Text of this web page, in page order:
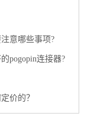
意哪些事项?
pogopin连接器?
价的？